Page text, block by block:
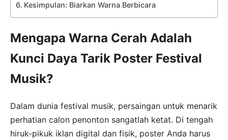
Kesimpulan: Biarkan Warna Berbicara
Mengapa Warna Cerah Adalah
Kunci Daya Tarik Poster Festival
Musik?
Dalam dunia festival musik, persaingan untuk menarik
perhatian calon penonton sangatlah ketat. Di tengah
hiruk-pikuk iklan digital dan fisik, poster Anda harus